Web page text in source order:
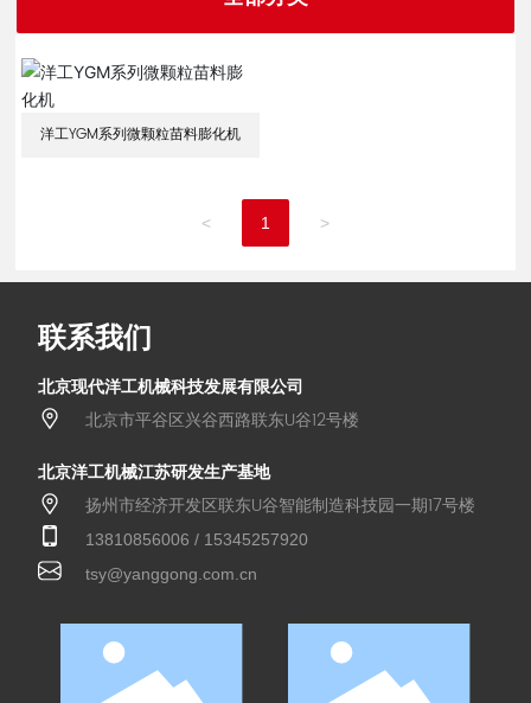
洋工YGM系列微颗粒苗料膨化机
< 1 >
联系我们
北京现代洋工机械科技发展有限公司
北京市平谷区兴谷西路联东U谷12号楼
北京洋工机械江苏研发生产基地
扬州市经济开发区联东U谷智能制造科技园一期17号楼
13810856006 / 15345257920
tsy@yanggong.com.cn